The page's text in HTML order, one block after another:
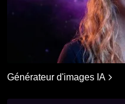
Générateur d'images IA